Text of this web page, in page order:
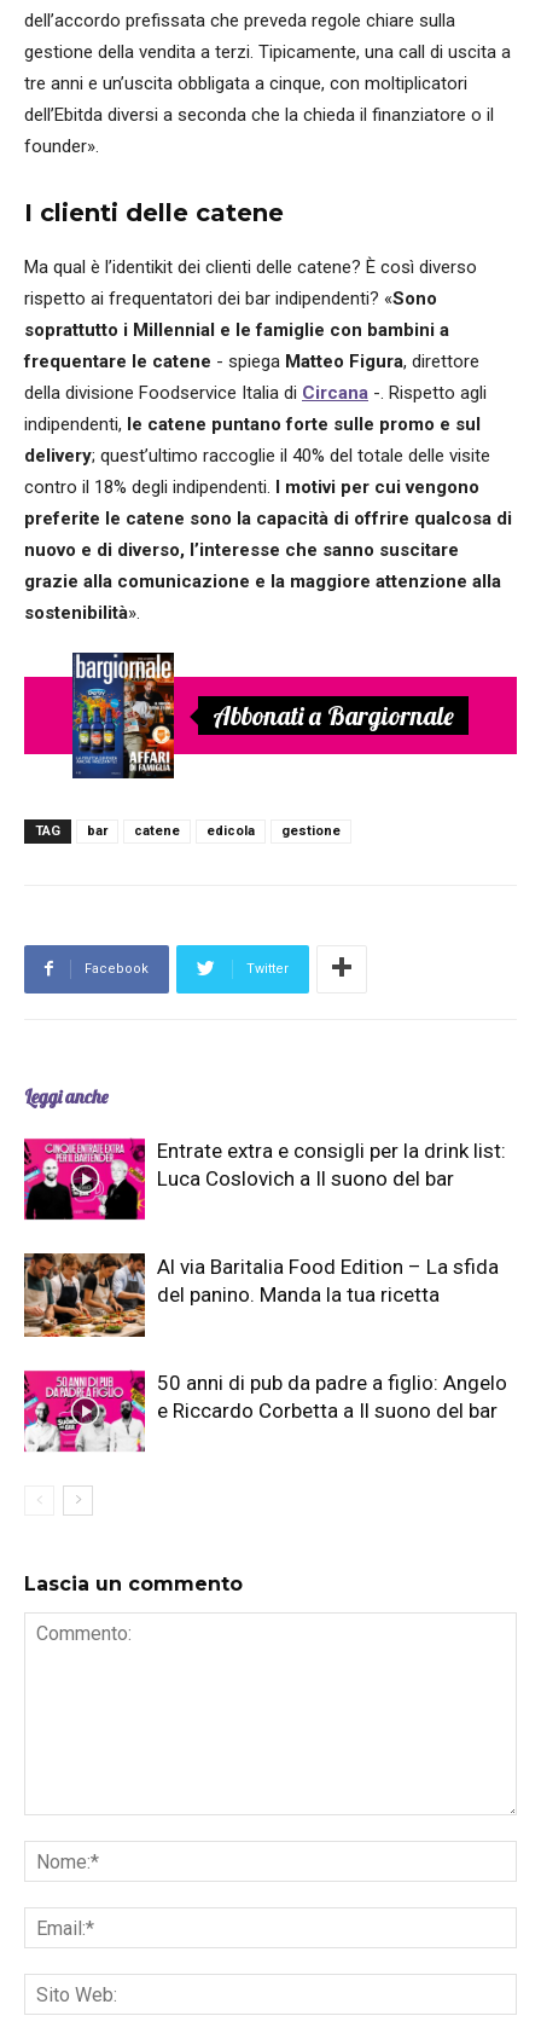
dell’accordo prefissata che preveda regole chiare sulla
gestione della vendita a terzi. Tipicamente, una call di uscita a
tre anni e un’uscita obbligata a cinque, con moltiplicatori
dell’Ebitda diversi a seconda che la chieda il finanziatore o il
founder».
I clienti delle catene
Ma qual è l’identikit dei clienti delle catene? È così diverso
rispetto ai frequentatori dei bar indipendenti? «Sono
soprattutto i Millennial e le famiglie con bambini a
frequentare le catene - spiega Matteo Figura, direttore
della divisione Foodservice Italia di Circana -. Rispetto agli
indipendenti, le catene puntano forte sulle promo e sul
delivery; quest’ultimo raccoglie il 40% del totale delle visite
contro il 18% degli indipendenti. I motivi per cui vengono
preferite le catene sono la capacità di offrire qualcosa di
nuovo e di diverso, l’interesse che sanno suscitare
grazie alla comunicazione e la maggiore attenzione alla
sostenibilità».
Abbonati a Bargiornale
TAG bar catene edicola gestione
Facebook Twitter
Leggi anche
Entrate extra e consigli per la drink list:
Luca Coslovich a Il suono del bar
Al via Baritalia Food Edition – La sfida
del panino. Manda la tua ricetta
50 anni di pub da padre a figlio: Angelo
e Riccardo Corbetta a Il suono del bar
Lascia un commento